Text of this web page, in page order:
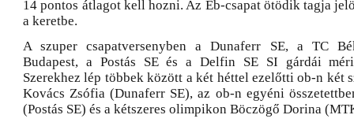
14 pontos átlagot kell hozni. Az Eb-csapat ötödik tagja
a keretbe.
A szuper csapatversenyben a Dunaferr SE, a TC
Budapest, a Postás SE és a Delfin SE SI gárdái
Szerekhez lép többek között a két héttel ezelőtti ob-n két
Kovács Zsófia (Dunaferr SE), az ob-n egyéni
(Postás SE) és a kétszeres olimpikon Böczögő Dorina